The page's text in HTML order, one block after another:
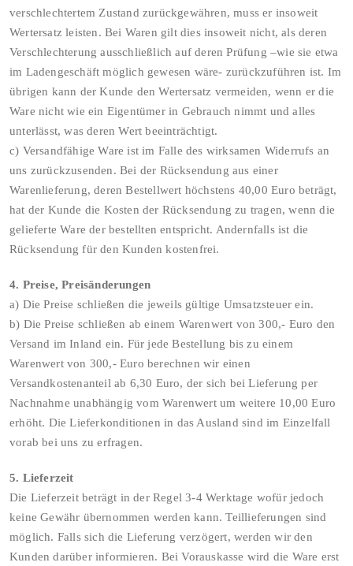
verschlechtertem Zustand zurückgewähren, muss er insoweit
Wertersatz leisten. Bei Waren gilt dies insoweit nicht, als deren
Verschlechterung ausschließlich auf deren Prüfung –wie sie etwa
im Ladengeschäft möglich gewesen wäre- zurückzuführen ist. Im
übrigen kann der Kunde den Wertersatz vermeiden, wenn er die
Ware nicht wie ein Eigentümer in Gebrauch nimmt und alles
unterlässt, was deren Wert beeinträchtigt.
c) Versandfähige Ware ist im Falle des wirksamen Widerrufs an
uns zurückzusenden. Bei der Rücksendung aus einer
Warenlieferung, deren Bestellwert höchstens 40,00 Euro beträgt,
hat der Kunde die Kosten der Rücksendung zu tragen, wenn die
gelieferte Ware der bestellten entspricht. Andernfalls ist die
Rücksendung für den Kunden kostenfrei.
4. Preise, Preisänderungen
a) Die Preise schließen die jeweils gültige Umsatzsteuer ein.
b) Die Preise schließen ab einem Warenwert von 300,- Euro den
Versand im Inland ein. Für jede Bestellung bis zu einem
Warenwert von 300,- Euro berechnen wir einen
Versandkostenanteil ab 6,30 Euro, der sich bei Lieferung per
Nachnahme unabhängig vom Warenwert um weitere 10,00 Euro
erhöht. Die Lieferkonditionen in das Ausland sind im Einzelfall
vorab bei uns zu erfragen.
5. Lieferzeit
Die Lieferzeit beträgt in der Regel 3-4 Werktage wofür jedoch
keine Gewähr übernommen werden kann. Teillieferungen sind
möglich. Falls sich die Lieferung verzögert, werden wir den
Kunden darüber informieren. Bei Vorauskasse wird die Ware erst